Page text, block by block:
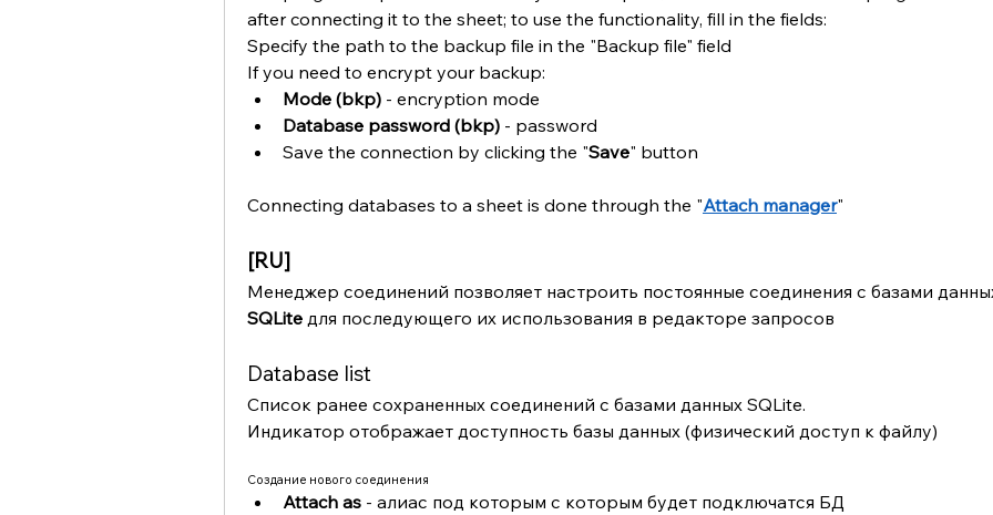
after connecting it to the sheet; to use the functionality, fill in the fields:
Specify the path to the backup file in the "Backup file" field
If you need to encrypt your backup:
Mode (bkp) - encryption mode
Database password (bkp) - password
Save the connection by clicking the "Save" button
Connecting databases to a sheet is done through the "Attach manager"
[RU]
SQLite для последующего их использования в редакторе запросов
Database list
Список ранее сохраненных соединений с базами данных SQLite.
Индикатор отображает доступность базы данных (физический доступ к файлу)
Создание нового соединения
Attach as - алиас под которым с которым будет подключатся БД